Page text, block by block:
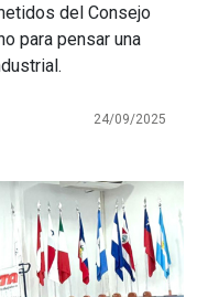
del Consejo
para pensar una
24/09/2025